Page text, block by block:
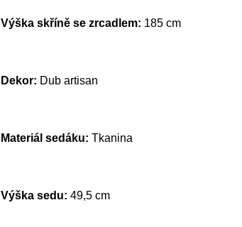
Výška skříně se zrcadlem: 185 cm
Dekor: Dub artisan
Materiál sedáku: Tkanina
Výška sedu: 49,5 cm